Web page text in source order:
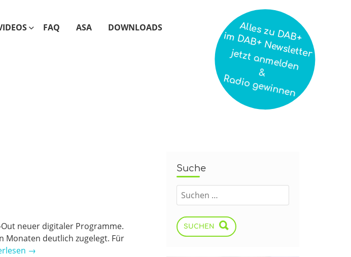
FAQ ASA DOWNLOADS
neuer digitaler Programme.
Monaten deutlich zugelegt. Für
→
Suche
SUCHEN
Alles zu DAB+
im DAB+ Newsletter
jetzt anmelden
&
Radio gewinnen